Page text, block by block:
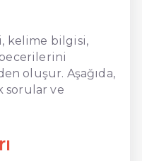
kelime bilgisi,
oluşur. Aşağıda,
sorular ve